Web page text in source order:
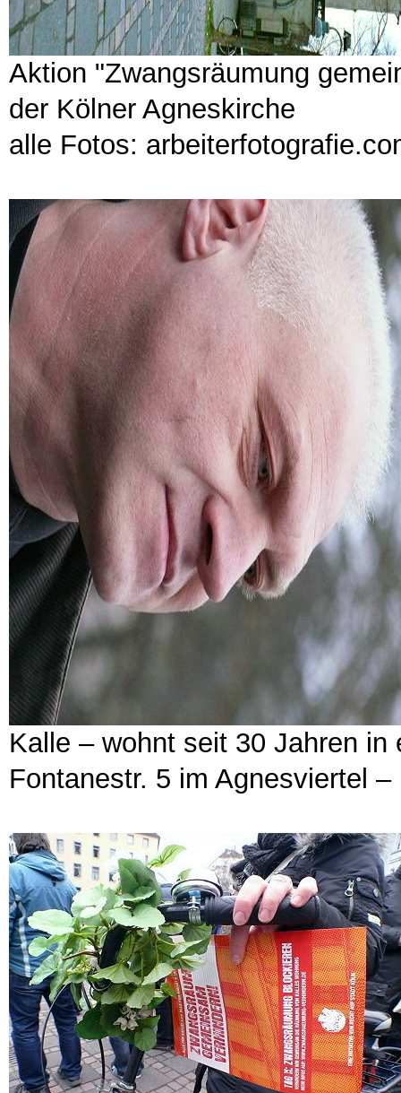
Aktion "Zwangsräumung
der Kölner Agneskirche
alle Fotos:
Kalle – wohnt seit 30 Jahren
Fontanestr. 5 im Agnesviertel